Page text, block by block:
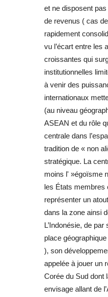
et ne disposent pas
de revenus ( cas de
rapidement
vu l’écart entre les
croissantes qui
institutionnelles
à venir des
internationaux
(au niveau
ASEAN et du rôle
centrale dans
tradition de « non
stratégique. La
moins l' »égoïsme
les États membres
représenter un
dans la zone ainsi
L’Indonésie, de
place
), son
appelée à jouer un
Corée du Sud dont
envisage allant de